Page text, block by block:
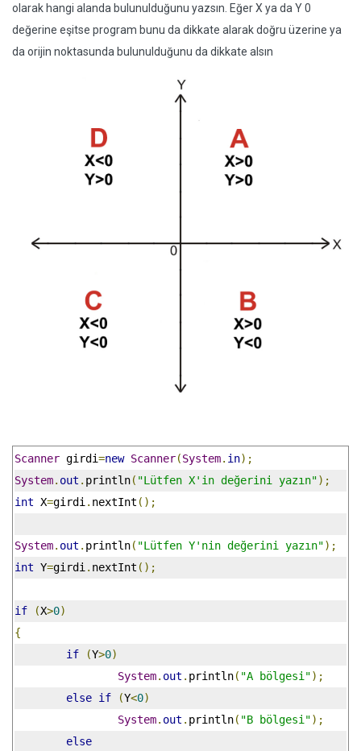
olarak hangi alanda bulunulduğunu yazsın. Eğer X ya da Y 0
değerine eşitse program bunu da dikkate alarak doğru üzerine ya
da orijin noktasunda bulunulduğunu da dikkate alsın
Scanner girdi=new Scanner(System. in);
System. out . println( "Lütfen X'in değerini yazın");
int X=girdi . nextInt ();
System. out . println( "Lütfen Y'nin değerini yazın");
int Y=girdi . nextInt ();
if (X>0)
{
if
(Y>0)
System. out . println( "A bölgesi");
else if (Y<0)
System. out . println( "B bölgesi");
else